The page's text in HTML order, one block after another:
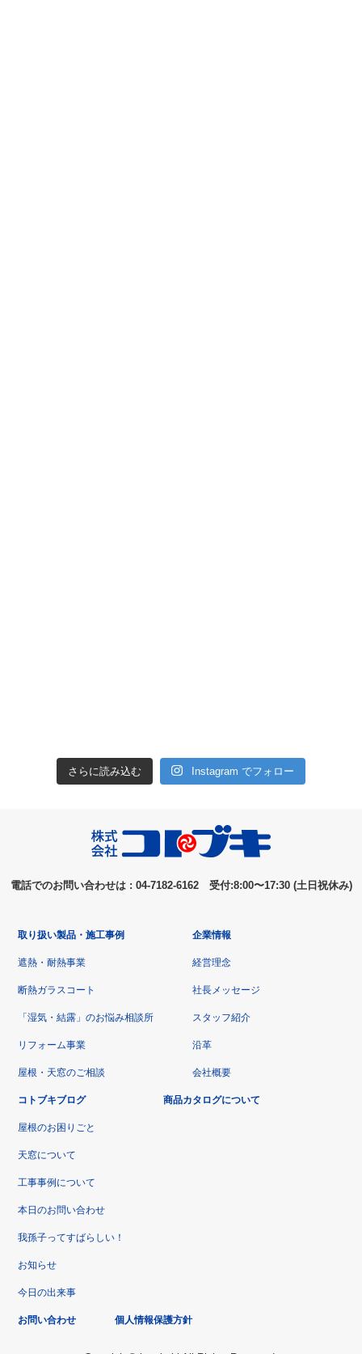
さらに読み込む Instagram でフォロー
電話でのお問い合わせは : 04-7182-6162 受付:8:00〜17:30 (土日祝休み)
取り扱い製品・施工事例
遮熱・耐熱事業
断熱ガラスコート
「湿気・結露」のお悩み相談所
リフォーム事業
屋根・天窓のご相談
企業情報
経営理念
社長メッセージ
スタッフ紹介
沿革
会社概要
コトブキブログ
屋根のお困りごと
天窓について
工事事例について
本日のお問い合わせ
我孫子ってすばらしい！
お知らせ
今日の出来事
商品カタログについて
お問い合わせ 個人情報保護方針